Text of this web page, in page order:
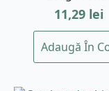
11,29 lei
Adaugă În